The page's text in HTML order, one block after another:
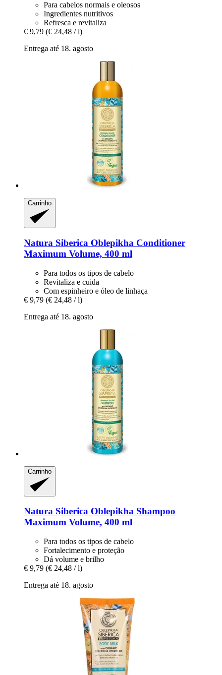
Para cabelos normais e oleosos
Ingredientes nutritivos
Refresca e revitaliza
€ 9,79 (€ 24,48 / l)
Entrega até 18. agosto
Carrinho
Natura Siberica Oblepikha Conditioner
Maximum Volume, 400 ml
Para todos os tipos de cabelo
Revitaliza e cuida
Com espinheiro e óleo de linhaça
€ 9,79 (€ 24,48 / l)
Entrega até 18. agosto
Carrinho
Natura Siberica Oblepikha Shampoo
Maximum Volume, 400 ml
Para todos os tipos de cabelo
Fortalecimento e proteção
Dá volume e brilho
€ 9,79 (€ 24,48 / l)
Entrega até 18. agosto